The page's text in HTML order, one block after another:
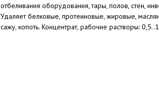
отбеливания оборудования, тары, полов, стен,
Удаляет белковые, протеиновые, жировые,
сажу, копоть. Концентрат, рабочие растворы: